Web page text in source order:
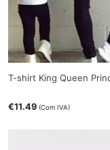
T-shirt King Queen
€11.49 (Com IVA)